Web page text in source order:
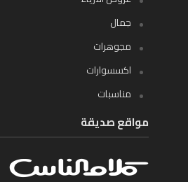
جمال
مجوهرات
اكسسوارات
مناسبات
مواقع صديقة